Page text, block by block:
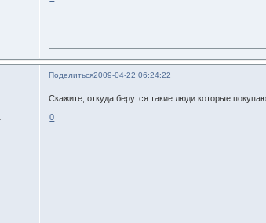
Поделиться2009-04-22 06:24:22
Скажите, откуда берутся такие люди которые
0